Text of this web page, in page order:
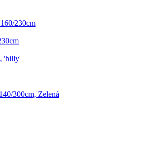
230cm
'billy'
300cm, Zelená